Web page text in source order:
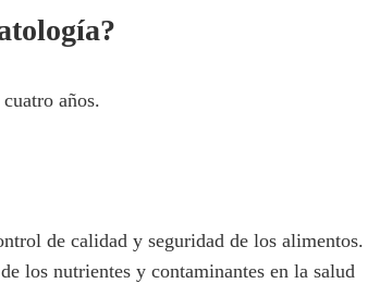
años.
de calidad y seguridad de los alimentos.
los nutrientes y contaminantes en la salud